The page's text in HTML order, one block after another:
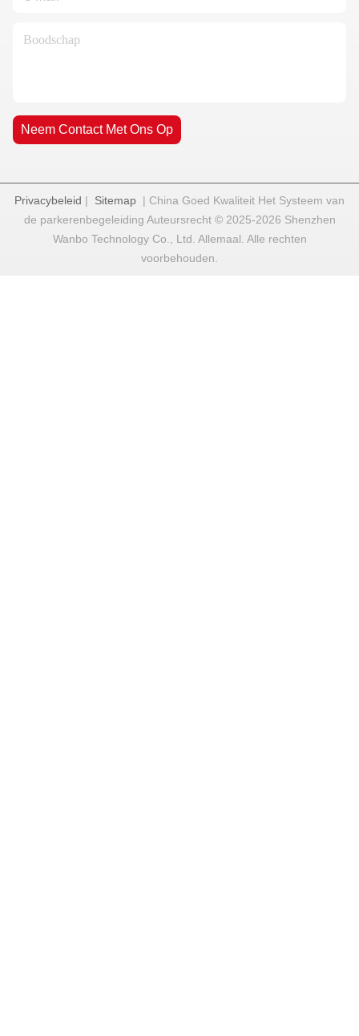
Neem Contact Met Ons Op
Privacybeleid | Sitemap | China Goed Kwaliteit Het Systeem van
de parkerenbegeleiding Auteursrecht © 2025-2026 Shenzhen
Wanbo Technology Co., Ltd. Allemaal. Alle rechten
voorbehouden.